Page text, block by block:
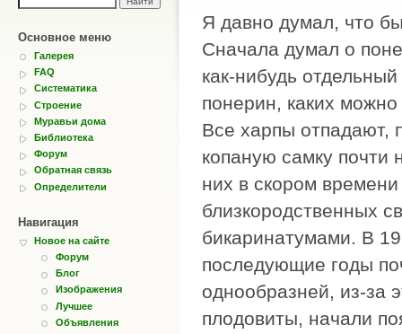
Основное меню
Галерея
FAQ
Систематика
Строение
Муравьи дома
Библиотека
Форум
Обратная связь
Определители
Навигация
Новое на сайте
Форум
Блог
Изображения
Лучшее
Объявления
Я давно думал, что
Сначала думал о
как-нибудь
понерин, каких
Все харпы отпадают,
копаную самку почти
них в скором
близкородственных
бикаринатумами. В
последующие годы
однообразней, из-за
плодовиты, начали